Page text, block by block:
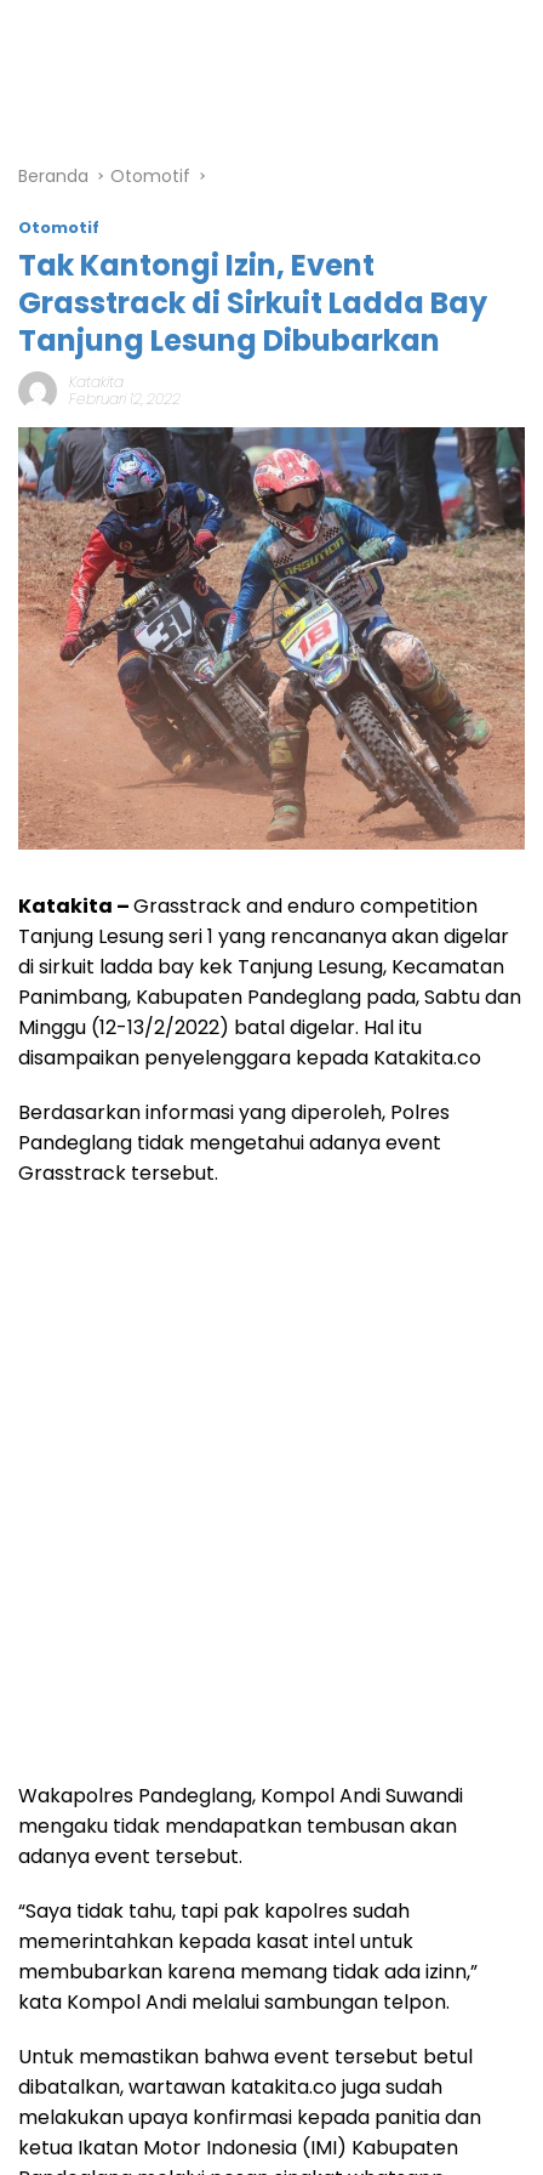
Beranda Otomotif
Otomotif
Tak Kantongi Izin, Event
Grasstrack di Sirkuit Ladda Bay
Tanjung Lesung Dibubarkan
Katakita
Februari 12, 2022
Katakita –Grasstrack and enduro competition
Tanjung Lesung seri 1 yang rencananya akan digelar
di sirkuit ladda bay kek Tanjung Lesung, Kecamatan
Panimbang, Kabupaten Pandeglang pada, Sabtu dan
Minggu (12-13/2/2022) batal digelar. Hal itu
disampaikan penyelenggara kepada Katakita.co
Berdasarkan informasi yang diperoleh, Polres
Pandeglang tidak mengetahui adanya event
Grasstrack tersebut.
Wakapolres Pandeglang, Kompol Andi Suwandi
mengaku tidak mendapatkan tembusan akan
adanya event tersebut.
“Saya tidak tahu, tapi pak kapolres sudah
memerintahkan kepada kasat intel untuk
membubarkan karena memang tidak ada izinn,”
kata Kompol Andi melalui sambungan telpon.
Untuk memastikan bahwa event tersebut betul
dibatalkan, wartawan katakita.co juga sudah
melakukan upaya konfirmasi kepada panitia dan
ketua Ikatan Motor Indonesia (IMI) Kabupaten